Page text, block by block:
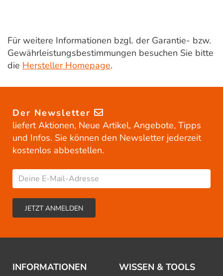
Für weitere Informationen bzgl. der Garantie- bzw.
Gewährleistungsbestimmungen besuchen Sie bitte
die Hersteller Homepage.
Der Newsletter
liefert Aktionen, Neue Artikel, Angebote, Tipps
und Infos. Sie können den Newsletter jederzeit
kostenlos abbestellen.
INFORMATIONEN WISSEN & TOOLS